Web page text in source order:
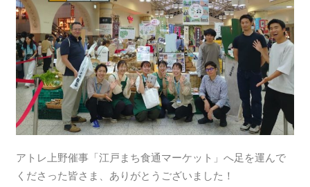
アトレ上野催事「江戸まち食通マーケット」へ足を運んで
くださった皆さま、ありがとうございました！